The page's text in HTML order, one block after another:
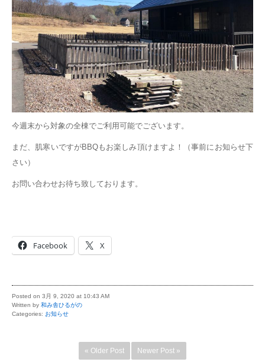
今週末から対象の全棟でご利用可能でございます。
まだ、肌寒いですがBBQもお楽しみ頂けますよ！（事前にお知らせ下
さい）
お問い合わせお待ち致しております。
Facebook X
Posted on 3月 9, 2020 at 10:43 AM
Written by 和み舎ひるがの
Categories: お知らせ
« Older Post Newer Post »